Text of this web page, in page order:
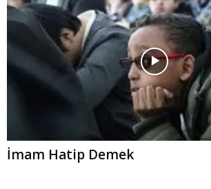
İmam Hatip Demek